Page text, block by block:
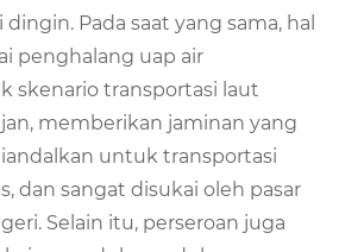
Pada saat yang sama, hal
penghalang uap air
skenario transportasi laut
memberikan jaminan yang
untuk transportasi
dan sangat disukai oleh pasar
Selain itu, perseroan juga